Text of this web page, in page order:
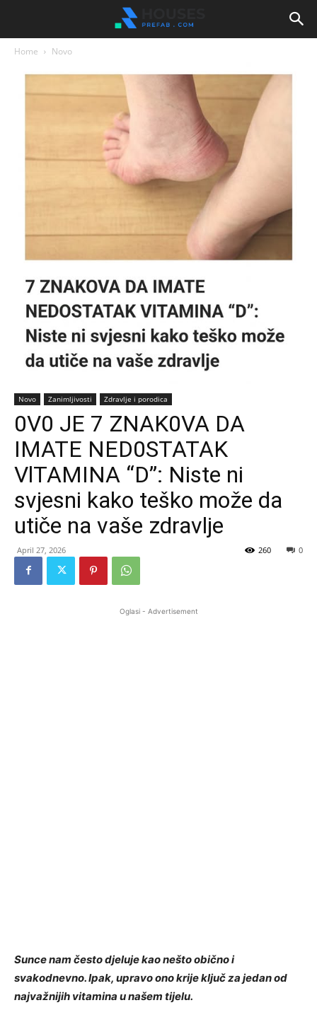
Home Novo
Novo Zanimljivosti Zdravlje i porodica
0V0 JE 7 ZNAK0VA DA
IMATE NED0STATAK
VlTAMINA “D”: Niste ni
svjesni kako teško može da
utiče na vaše zdravlje
April 27, 2026 0
260
Oglasi - Advertisement
Sunce nam često djeluje kao nešto obično i
svakodnevno. Ipak, upravo ono krije ključ za jedan od
najvažnijih vitamina u našem tijelu.